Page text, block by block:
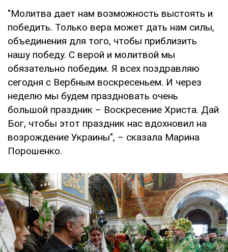
"Молитва дает нам возможность выстоять и
победить. Только вера может дать нам силы,
объединения для того, чтобы приблизить
нашу победу. С верой и молитвой мы
обязательно победим. Я всех поздравляю
сегодня с Вербным воскресеньем. И через
неделю мы будем праздновать очень
большой праздник – Воскресение Христа. Дай
Бог, чтобы этот праздник нас вдохновил на
возрождение Украины", – сказала Марина
Порошенко.